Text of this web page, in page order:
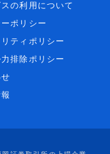
の利用について
ポリシー
ティポリシー
排除ポリシー